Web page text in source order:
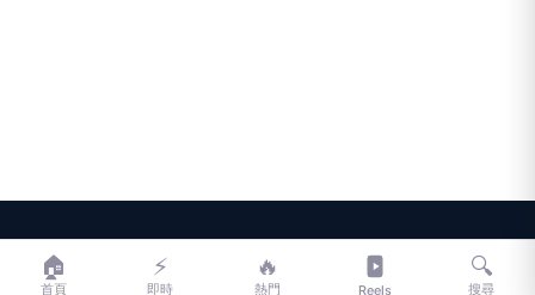
LIFE
🏠
首頁
⚡
即時
🔥
熱門 Reels
🔍
搜尋